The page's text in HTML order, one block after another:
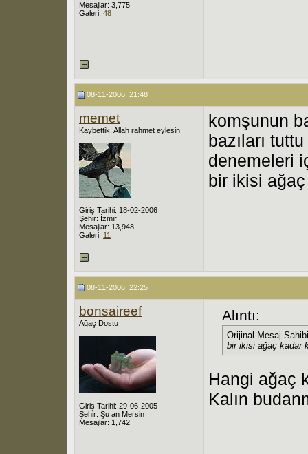
Mesajlar: 3,775
Galeri: 48
08-11-2006, 21:48
memet
Kaybettik, Allah rahmet eylesin
Giriş Tarihi: 18-02-2006
Şehir: İzmir
Mesajlar: 13,948
Galeri: 11
komşunun
bazıları
denemeleri
bir ikisi
08-11-2006, 22:25
bonsaireef
Ağaç Dostu
Giriş Tarihi: 29-06-2005
Şehir: Şu an Mersin
Mesajlar: 1,742
Alıntı:
Orijinal Mesaj
bir ikisi ağaç kadar
Hangi ağaç
Kalın